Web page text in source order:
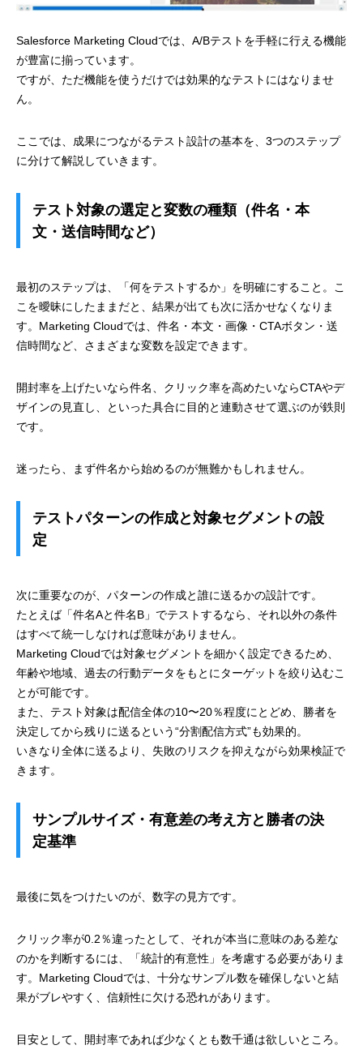
Salesforce Marketing Cloudでは、A/Bテストを手軽に行える機能
が豊富に揃っています。
ですが、ただ機能を使うだけでは効果的なテストにはなりませ
ん。
ここでは、成果につながるテスト設計の基本を、3つのステップ
に分けて解説していきます。
テスト対象の選定と変数の種類（件名・本
文・送信時間など）
最初のステップは、「何をテストするか」を明確にすること。こ
こを曖昧にしたままだと、結果が出ても次に活かせなくなりま
す。Marketing Cloudでは、件名・本文・画像・CTAボタン・送
信時間など、さまざまな変数を設定できます。
開封率を上げたいなら件名、クリック率を高めたいならCTAやデ
ザインの見直し、といった具合に目的と連動させて選ぶのが鉄則
です。
迷ったら、まず件名から始めるのが無難かもしれません。
テストパターンの作成と対象セグメントの設
定
次に重要なのが、パターンの作成と誰に送るかの設計です。
たとえば「件名Aと件名B」でテストするなら、それ以外の条件
はすべて統一しなければ意味がありません。
Marketing Cloudでは対象セグメントを細かく設定できるため、
年齢や地域、過去の行動データをもとにターゲットを絞り込むこ
とが可能です。
また、テスト対象は配信全体の10〜20％程度にとどめ、勝者を
決定してから残りに送るという“分割配信方式”も効果的。
いきなり全体に送るより、失敗のリスクを抑えながら効果検証で
きます。
サンプルサイズ・有意差の考え方と勝者の決
定基準
最後に気をつけたいのが、数字の見方です。
クリック率が0.2％違ったとして、それが本当に意味のある差な
のかを判断するには、「統計的有意性」を考慮する必要がありま
す。Marketing Cloudでは、十分なサンプル数を確保しないと結
果がブレやすく、信頼性に欠ける恐れがあります。
目安として、開封率であれば少なくとも数千通は欲しいところ。